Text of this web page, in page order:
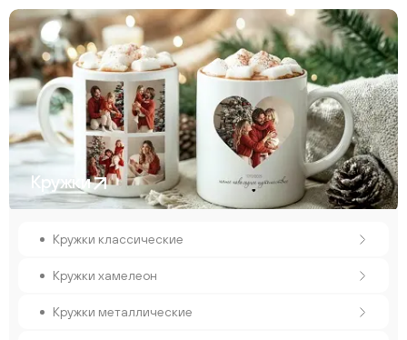
Кружки
Кружки классические
Кружки хамелеон
Кружки металлические